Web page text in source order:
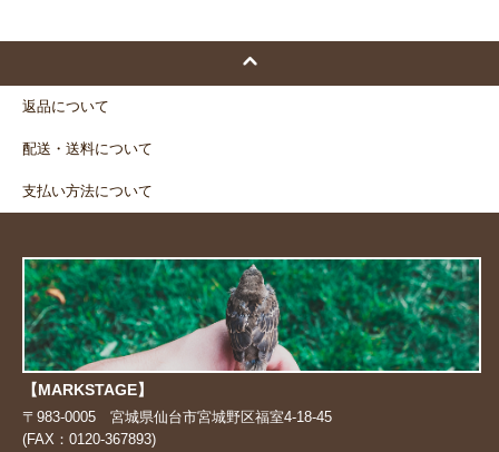
返品について
配送・送料について
支払い方法について
【MARKSTAGE】
〒983-0005 宮城県仙台市宮城野区福室4-18-45
(FAX：0120-367893)